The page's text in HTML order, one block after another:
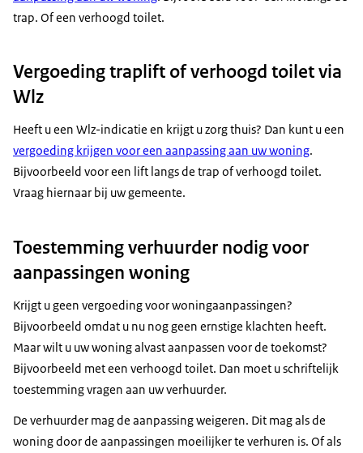
trap. Of een verhoogd toilet.
Vergoeding traplift of verhoogd toilet via
Wlz
Heeft u een Wlz-indicatie en krijgt u zorg thuis? Dan kunt u een
vergoeding krijgen voor een aanpassing aan uw woning.
Bijvoorbeeld voor een lift langs de trap of verhoogd toilet.
Vraag hiernaar bij uw gemeente.
Toestemming verhuurder nodig voor
aanpassingen woning
Krijgt u geen vergoeding voor woningaanpassingen?
Bijvoorbeeld omdat u nu nog geen ernstige klachten heeft.
Maar wilt u uw woning alvast aanpassen voor de toekomst?
Bijvoorbeeld met een verhoogd toilet. Dan moet u schriftelijk
toestemming vragen aan uw verhuurder.
De verhuurder mag de aanpassing weigeren. Dit mag als de
woning door de aanpassingen moeilijker te verhuren is. Of als